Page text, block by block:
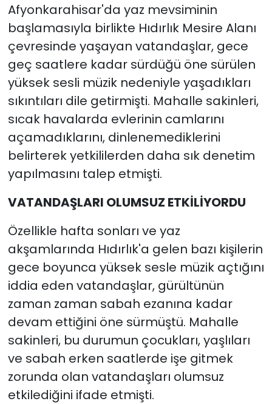
Afyonkarahisar'da yaz mevsiminin
başlamasıyla birlikte Hıdırlık Mesire Alanı
çevresinde yaşayan vatandaşlar, gece
geç saatlere kadar sürdüğü öne sürülen
yüksek sesli müzik nedeniyle yaşadıkları
sıkıntıları dile getirmişti. Mahalle sakinleri,
sıcak havalarda evlerinin camlarını
açamadıklarını, dinlenemediklerini
belirterek yetkililerden daha sık denetim
yapılmasını talep etmişti.
VATANDAŞLARI OLUMSUZ ETKİLİYORDU
Özellikle hafta sonları ve yaz
akşamlarında Hıdırlık'a gelen bazı kişilerin
gece boyunca yüksek sesle müzik açtığını
iddia eden vatandaşlar, gürültünün
zaman zaman sabah ezanına kadar
devam ettiğini öne sürmüştü. Mahalle
sakinleri, bu durumun çocukları, yaşlıları
ve sabah erken saatlerde işe gitmek
zorunda olan vatandaşları olumsuz
etkilediğini ifade etmişti.